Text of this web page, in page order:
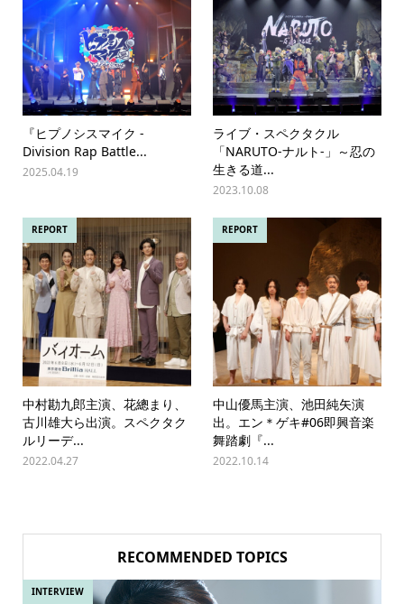
『ヒプノシスマイク -
Division Rap Battle...
2025.04.19
ライブ・スペクタクル
「NARUTO-ナルト-」～忍の
生きる道...
2023.10.08
REPORT
中村勘九郎主演、花總まり、
古川雄大ら出演。スペクタク
ルリーデ...
2022.04.27
REPORT
中山優馬主演、池田純矢演
出。エン＊ゲキ#06即興音楽
舞踏劇『...
2022.10.14
RECOMMENDED TOPICS
INTERVIEW